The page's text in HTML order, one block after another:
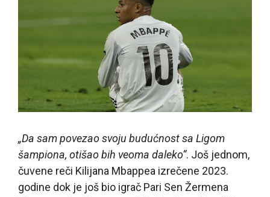
„Da sam povezao svoju budućnost sa Ligom
šampiona, otišao bih veoma daleko“. Još jednom,
čuvene reči Kilijana Mbappea izrečene 2023.
godine dok je još bio igrač Pari Sen Žermena